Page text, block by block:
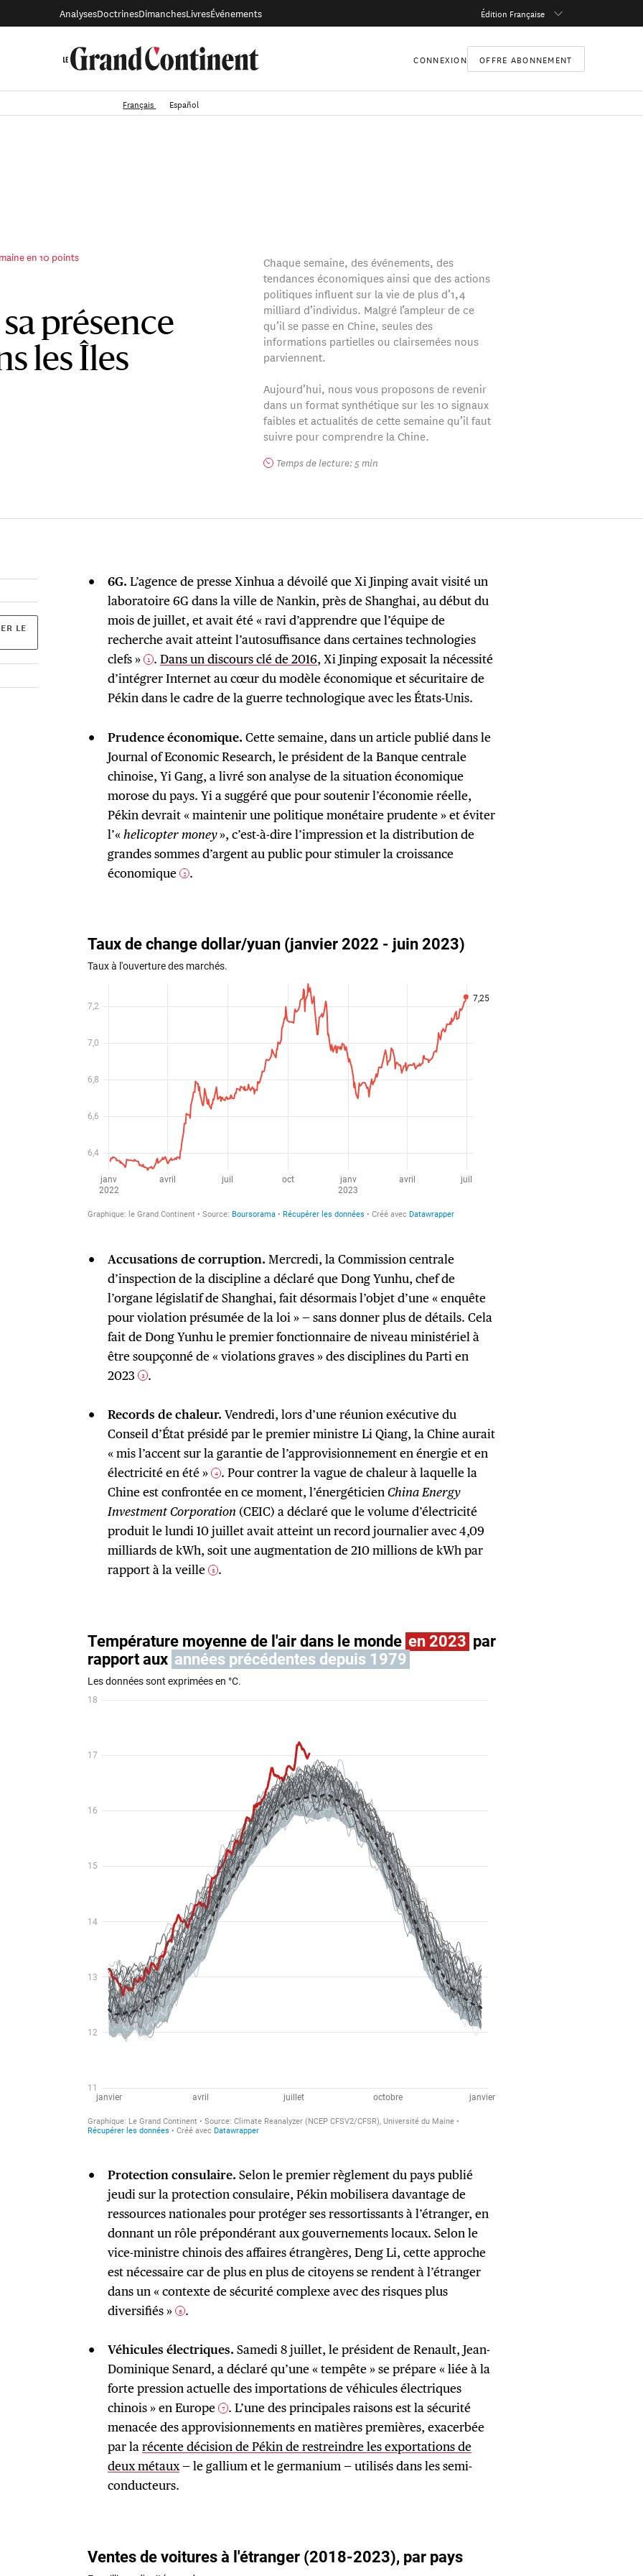
AnalysesDoctrinesDimanchesLivresÉvénements Édition Française
CONNEXION OFFRE ABONNEMENT
Français Español
en 10 points
présence
les Îles
Chaque semaine, des événements, des
tendances économiques ainsi que des actions
politiques influent sur la vie de plus d’1,4
milliard d’individus. Malgré l’ampleur de ce
qu’il se passe en Chine, seules des
informations partielles ou clairsemées nous
parviennent.
Aujourd’hui, nous vous proposons de revenir
dans un format synthétique sur les 10 signaux
faibles et actualités de cette semaine qu’il faut
suivre pour comprendre la Chine.
Temps de lecture: 5 min
LE
6G. L’agence de presse Xinhua a dévoilé que Xi Jinping avait visité un
laboratoire 6G dans la ville de Nankin, près de Shanghai, au début du
mois de juillet, et avait été « ravi d’apprendre que l’équipe de
recherche avait atteint l’autosuffisance dans certaines technologies
clefs » 1 .Dans un discours clé de 2016, Xi Jinping exposait la nécessité
d’intégrer Internet au cœur du modèle économique et sécuritaire de
Pékin dans le cadre de la guerre technologique avec les États-Unis.
Prudence économique. Cette semaine, dans un article publié dans le
Journal of Economic Research, le président de la Banque centrale
chinoise, Yi Gang, a livré son analyse de la situation économique
morose du pays. Yi a suggéré que pour soutenir l’économie réelle,
Pékin devrait « maintenir une politique monétaire prudente » et éviter
l’«helicopter money», c’est-à-dire l’impression et la distribution de
grandes sommes d’argent au public pour stimuler la croissance
économique 2 .
Accusations de corruption. Mercredi, la Commission centrale
d’inspection de la discipline a déclaré que Dong Yunhu, chef de
l’organe législatif de Shanghai, fait désormais l’objet d’une « enquête
pour violation présumée de la loi » — sans donner plus de détails. Cela
fait de Dong Yunhu le premier fonctionnaire de niveau ministériel à
être soupçonné de « violations graves » des disciplines du Parti en
2023
3 .
Records de chaleur. Vendredi, lors d’une réunion exécutive du
Conseil d’État présidé par le premier ministre Li Qiang, la Chine aurait
« mis l’accent sur la garantie de l’approvisionnement en énergie et en
électricité en été » 4 . Pour contrer la vague de chaleur à laquelle la
Chine est confrontée en ce moment, l’énergéticien China Energy
Investment Corporation(CEIC) a déclaré que le volume d’électricité
produit le lundi 10 juillet avait atteint un record journalier avec 4,09
milliards de kWh, soit une augmentation de 210 millions de kWh par
rapport à la veille 5 .
Protection consulaire. Selon le premier règlement du pays publié
jeudi sur la protection consulaire, Pékin mobilisera davantage de
ressources nationales pour protéger ses ressortissants à l’étranger, en
donnant un rôle prépondérant aux gouvernements locaux. Selon le
vice-ministre chinois des affaires étrangères, Deng Li, cette approche
est nécessaire car de plus en plus de citoyens se rendent à l’étranger
dans un « contexte de sécurité complexe avec des risques plus
diversifiés » 6 .
Véhicules électriques. Samedi 8 juillet, le président de Renault, Jean-
Dominique Senard, a déclaré qu’une « tempête » se prépare « liée à la
forte pression actuelle des importations de véhicules électriques
chinois » en Europe 7 . L’une des principales raisons est la sécurité
menacée des approvisionnements en matières premières, exacerbée
par larécente décision de Pékin de restreindre les exportations de
deux métaux— le gallium et le germanium — utilisés dans les semi-
conducteurs.